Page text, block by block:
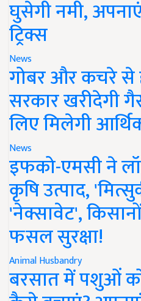
घुसेगी नमी,
ट्रिक्स
News
गोबर और कचरे से
सरकार खरीदेगी
लिए मिलेगी
News
इफको-एमसी ने
कृषि उत्पाद,
'नेक्सावेट',
फसल सुरक्षा!
Animal Husbandry
बरसात में पशुओं